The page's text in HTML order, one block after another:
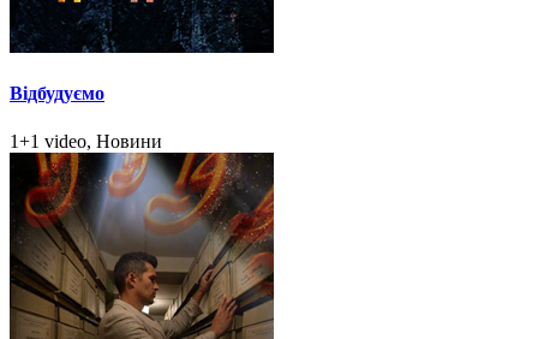
Відбудуємо
1+1 video, Новини